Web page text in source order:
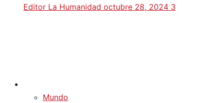
Editor La Humanidad octubre 28, 2024 3
Mundo